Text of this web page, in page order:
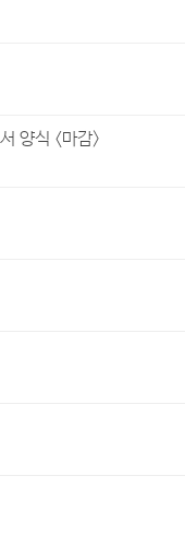
양식 <마감>